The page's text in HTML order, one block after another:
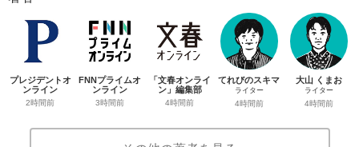
プレジデントオ
ンライン
2時間前
FNNプライムオ
ンライン
3時間前
「文春オンライ
ン」編集部
4時間前
てれびのスキマ
ライター
4時間前
大山 くまお
ライター
4時間前